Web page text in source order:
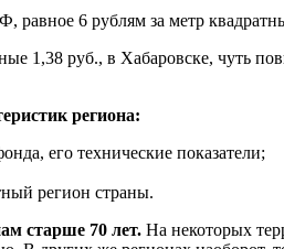
равное 6 рублям за метр
1,38 руб., в Хабаровске, чуть
региона:
его технические показатели;
регион страны.
старше 70 лет. На некоторых